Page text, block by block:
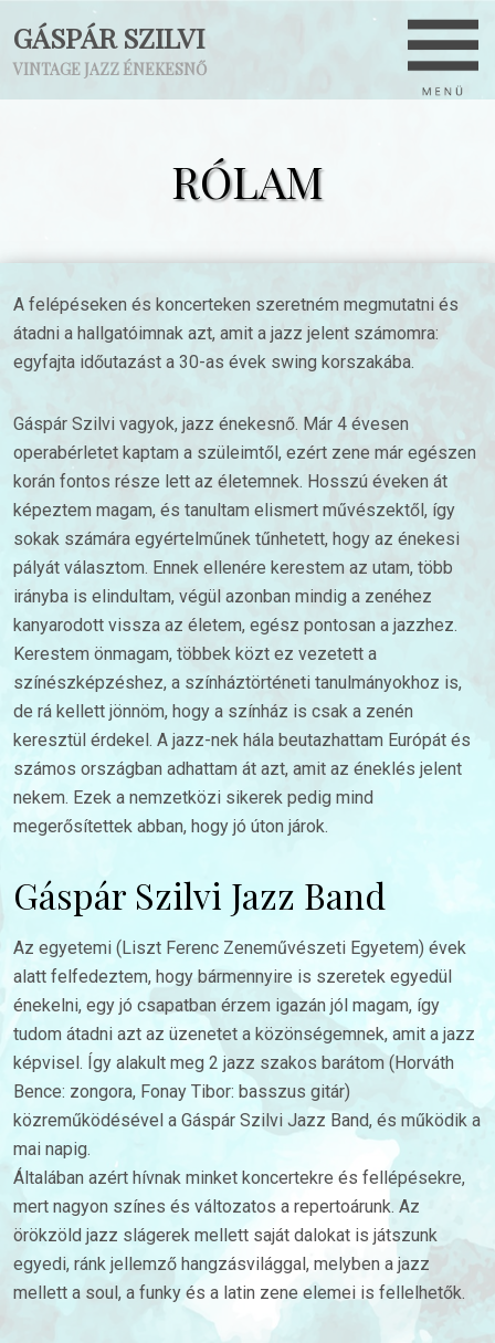
GÁSPÁR SZILVI
VINTAGE JAZZ ÉNEKESNŐ
RÓLAM
A felépéseken és koncerteken szeretném megmutatni és
átadni a hallgatóimnak azt, amit a jazz jelent számomra:
egyfajta időutazást a 30-as évek swing korszakába.
Gáspár Szilvi vagyok, jazz énekesnő. Már 4 évesen
operabérletet kaptam a szüleimtől, ezért zene már egészen
korán fontos része lett az életemnek. Hosszú éveken át
képeztem magam, és tanultam elismert művészektől, így
sokak számára egyértelműnek tűnhetett, hogy az énekesi
pályát választom. Ennek ellenére kerestem az utam, több
irányba is elindultam, végül azonban mindig a zenéhez
kanyarodott vissza az életem, egész pontosan a jazzhez.
Kerestem önmagam, többek közt ez vezetett a
színészképzéshez, a színháztörténeti tanulmányokhoz is,
de rá kellett jönnöm, hogy a színház is csak a zenén
keresztül érdekel. A jazz-nek hála beutazhattam Európát és
számos országban adhattam át azt, amit az éneklés jelent
nekem. Ezek a nemzetközi sikerek pedig mind
megerősítettek abban, hogy jó úton járok.
Gáspár Szilvi Jazz Band
Az egyetemi (Liszt Ferenc Zeneművészeti Egyetem) évek
alatt felfedeztem, hogy bármennyire is szeretek egyedül
énekelni, egy jó csapatban érzem igazán jól magam, így
tudom átadni azt az üzenetet a közönségemnek, amit a jazz
képvisel. Így alakult meg 2 jazz szakos barátom (Horváth
Bence: zongora, Fonay Tibor: basszus gitár)
közreműködésével a Gáspár Szilvi Jazz Band, és működik a
mai napig.
Általában azért hívnak minket koncertekre és fellépésekre,
mert nagyon színes és változatos a repertoárunk. Az
örökzöld jazz slágerek mellett saját dalokat is játszunk
egyedi, ránk jellemző hangzásvilággal, melyben a jazz
mellett a soul, a funky és a latin zene elemei is fellelhetők.